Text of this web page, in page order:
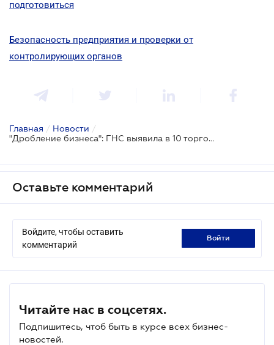
подготовиться
Безопасность предприятия и проверки от
контролирующих органов
Главная / Новости /
"Дробление бизнеса": ГНС выявила в 10 торговых сетях схемы уклонения от уплаты налогов на свыше 1 млрд гривен
Оставьте комментарий
Войдите, чтобы оставить
комментарий
войти
Читайте нас в соцсетях.
Подпишитесь, чтоб быть в курсе всех бизнес-
новостей.